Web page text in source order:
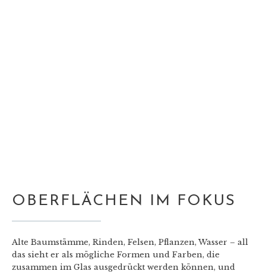
OBERFLÄCHEN IM FOKUS
Alte Baumstämme, Rinden, Felsen, Pflanzen, Wasser – all
das sieht er als mögliche Formen und Farben, die
zusammen im Glas ausgedrückt werden können, und